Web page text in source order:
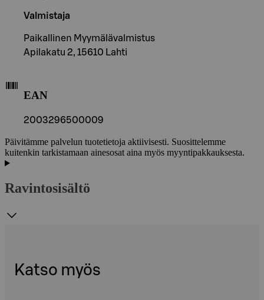
Valmistaja
Paikallinen Myymälävalmistus
Apilakatu 2, 15610 Lahti
EAN
2003296500009
Päivitämme palvelun tuotetietoja aktiivisesti. Suosittelemme
kuitenkin tarkistamaan ainesosat aina myös myyntipakkauksesta.
Ravintosisältö
Katso myös